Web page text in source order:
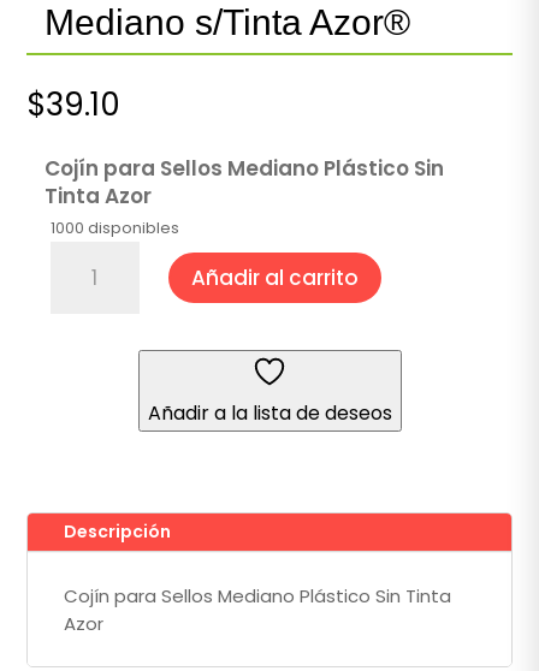
Mediano s/Tinta Azor®
$39.10
Cojín para Sellos Mediano Plástico Sin
Tinta Azor
1000 disponibles
Añadir al carrito
Añadir a la lista de deseos
Descripción
Cojín para Sellos Mediano Plástico Sin Tinta
Azor